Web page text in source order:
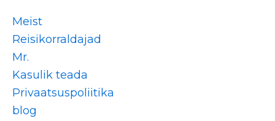
Meist
Reisikorraldajad
Mr.
Kasulik teada
Privaatsuspoliitika
blog